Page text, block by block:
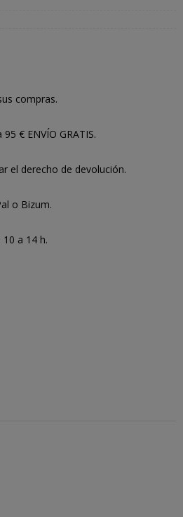
compras.
€ ENVÍO GRATIS.
el derecho de devolución.
o Bizum.
a 14 h.